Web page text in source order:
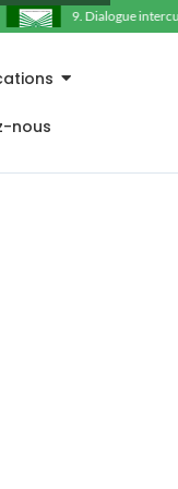
9. Dialogue
nous